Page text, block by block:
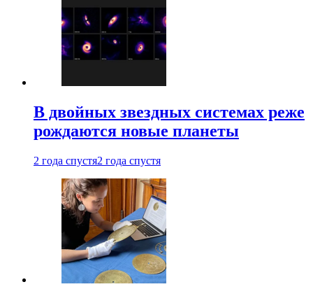
В двойных звездных системах реже
рождаются новые планеты
2 года спустя2 года спустя